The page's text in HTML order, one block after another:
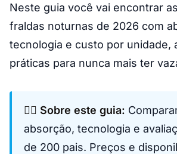
Neste guia você vai encontrar
fraldas noturnas de 2026 com
tecnologia e custo por unidade,
práticas para nunca mais ter
👩‍⚕️ Sobre este guia:
absorção, tecnologia e
de 200 pais. Preços e